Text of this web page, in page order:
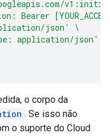
Bearer
json'
\
application/json'
o corpo da
. Se isso não
o suporte do Cloud